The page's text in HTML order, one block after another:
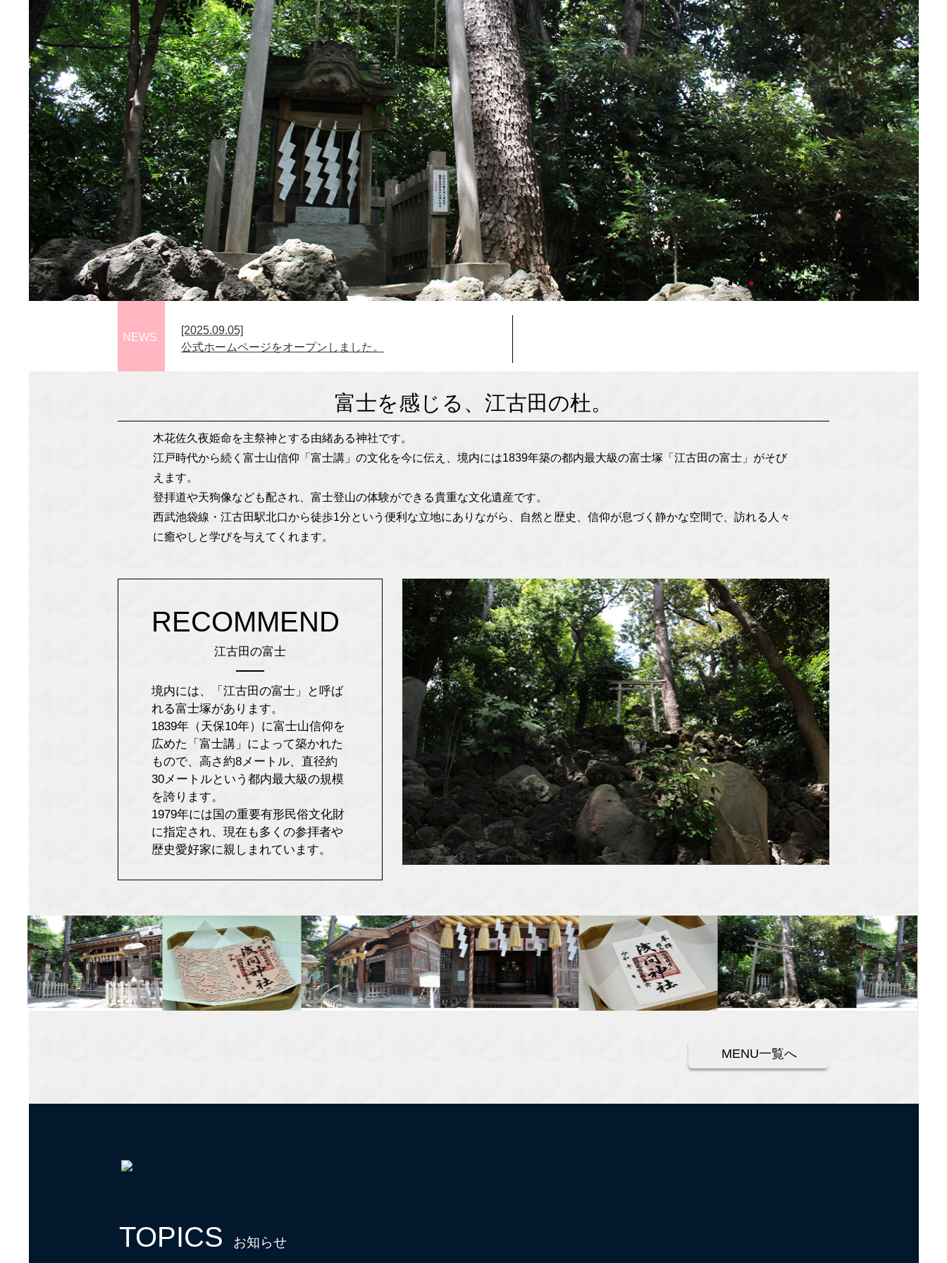
NEWS
[2025.09.05]
公式ホームページをオープンしました。
富士を感じる、江古田の杜。
木花佐久夜姫命を主祭神とする由緒ある神社です。
江戸時代から続く富士山信仰「富士講」の文化を今に伝え、境内には1839年築の都内最大級の富士塚「江古田の富士」がそび
えます。
登拝道や天狗像なども配され、富士登山の体験ができる貴重な文化遺産です。
西武池袋線・江古田駅北口から徒歩1分という便利な立地にありながら、自然と歴史、信仰が息づく静かな空間で、訪れる人々
に癒やしと学びを与えてくれます。
RECOMMEND
江古田の富士
境内には、「江古田の富士」と呼ば
れる富士塚があります。
1839年（天保10年）に富士山信仰を
広めた「富士講」によって築かれた
もので、高さ約8メートル、直径約
30メートルという都内最大級の規模
を誇ります。
1979年には国の重要有形民俗文化財
に指定され、現在も多くの参拝者や
歴史愛好家に親しまれています。
MENU一覧へ
TOPICS お知らせ